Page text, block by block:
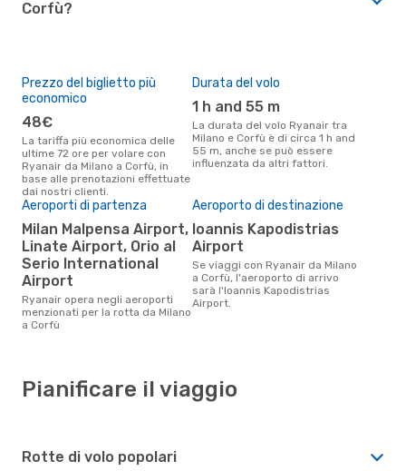
Corfù?
Prezzo del biglietto più
economico
48€
La tariffa più economica delle
ultime 72 ore per volare con
Ryanair da Milano a Corfù, in
base alle prenotazioni effettuate
dai nostri clienti.
Durata del volo
1 h and 55 m
La durata del volo Ryanair tra
Milano e Corfù è di circa 1 h and
55 m, anche se può essere
influenzata da altri fattori.
Aeroporti di partenza
Milan Malpensa Airport,
Linate Airport, Orio al
Serio International
Airport
Ryanair opera negli aeroporti
menzionati per la rotta da Milano
a Corfù
Aeroporto di destinazione
Ioannis Kapodistrias
Airport
Se viaggi con Ryanair da Milano
a Corfù, l'aeroporto di arrivo
sarà l'Ioannis Kapodistrias
Airport.
Pianificare il viaggio
Rotte di volo popolari